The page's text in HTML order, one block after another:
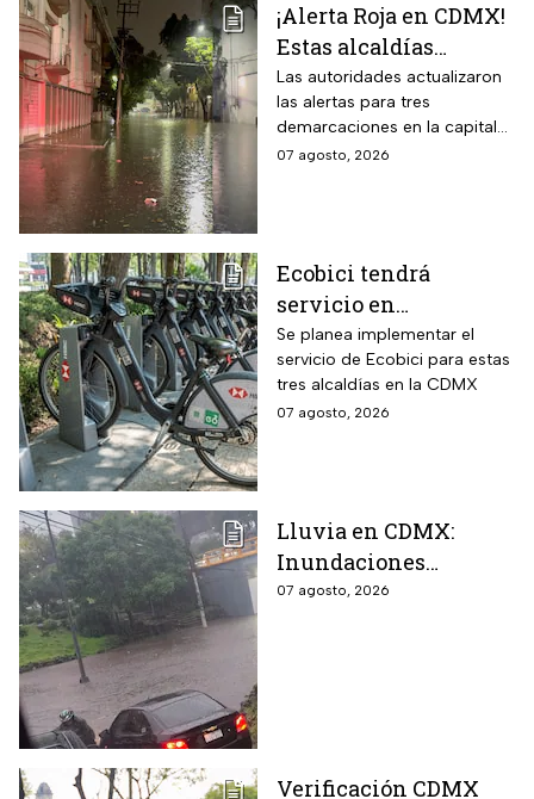
¡Alerta Roja en CDMX!
Estas alcaldías
registran lluvias
intensas e
inundaciones este
viernes 7 de agosto
Las autoridades actualizaron
las alertas para tres
demarcaciones en la capital
del país por las intensas
07 agosto, 2026
Ecobici tendrá
servicio en
Iztapalapa, Tlalpan e
Iztacalco; preparan
nuevas estaciones
Se planea implementar el
servicio de Ecobici para estas
tres alcaldías en la CDMX
07 agosto, 2026
Lluvia en CDMX:
Inundaciones
colapsan Periférico
07 agosto, 2026
Verificación CDMX